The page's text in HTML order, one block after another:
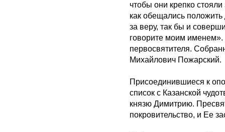
чтобы они крепко
как обещались
за веру, так бы и
говорите моим
первосвятителя.
Михайлович Пожарский.
Присоединившиеся к
список с Казанской
князю Димитрию.
покровительство, и Ее